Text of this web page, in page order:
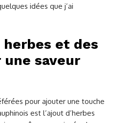
idées que j’ai
et des
saveur
pour ajouter une touche
est l’ajout d’herbes